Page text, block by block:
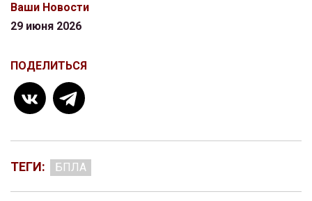
Ваши Новости
29 июня 2026
ПОДЕЛИТЬСЯ
ТЕГИ: БПЛА